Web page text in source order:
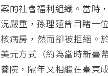
案的社會福利組織。當時
況嚴重，孫理蓮曾目睹一
核病房，然而卻被拒絕。
美元方式（約為當時新臺
養院，隔年又相繼在臺東